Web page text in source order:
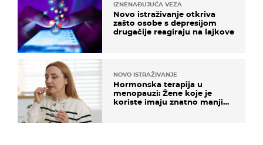
IZNENAĐUJUĆA VEZA
Novo istraživanje otkriva
zašto osobe s depresijom
drugačije reagiraju na lajkove
NOVO ISTRAŽIVANJE
Hormonska terapija u
menopauzi: Žene koje je
koriste imaju znatno manji